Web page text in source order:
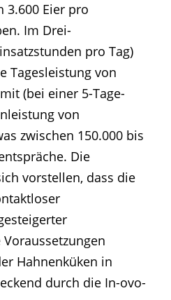
3.600 Eier pro
Im Drei-
pro Tag)
Tagesleistung von
(bei einer 5-Tage-
von
zwischen 150.000 bis
Die
vorstellen, dass die
Hahnenküken in
durch die In-ovo-